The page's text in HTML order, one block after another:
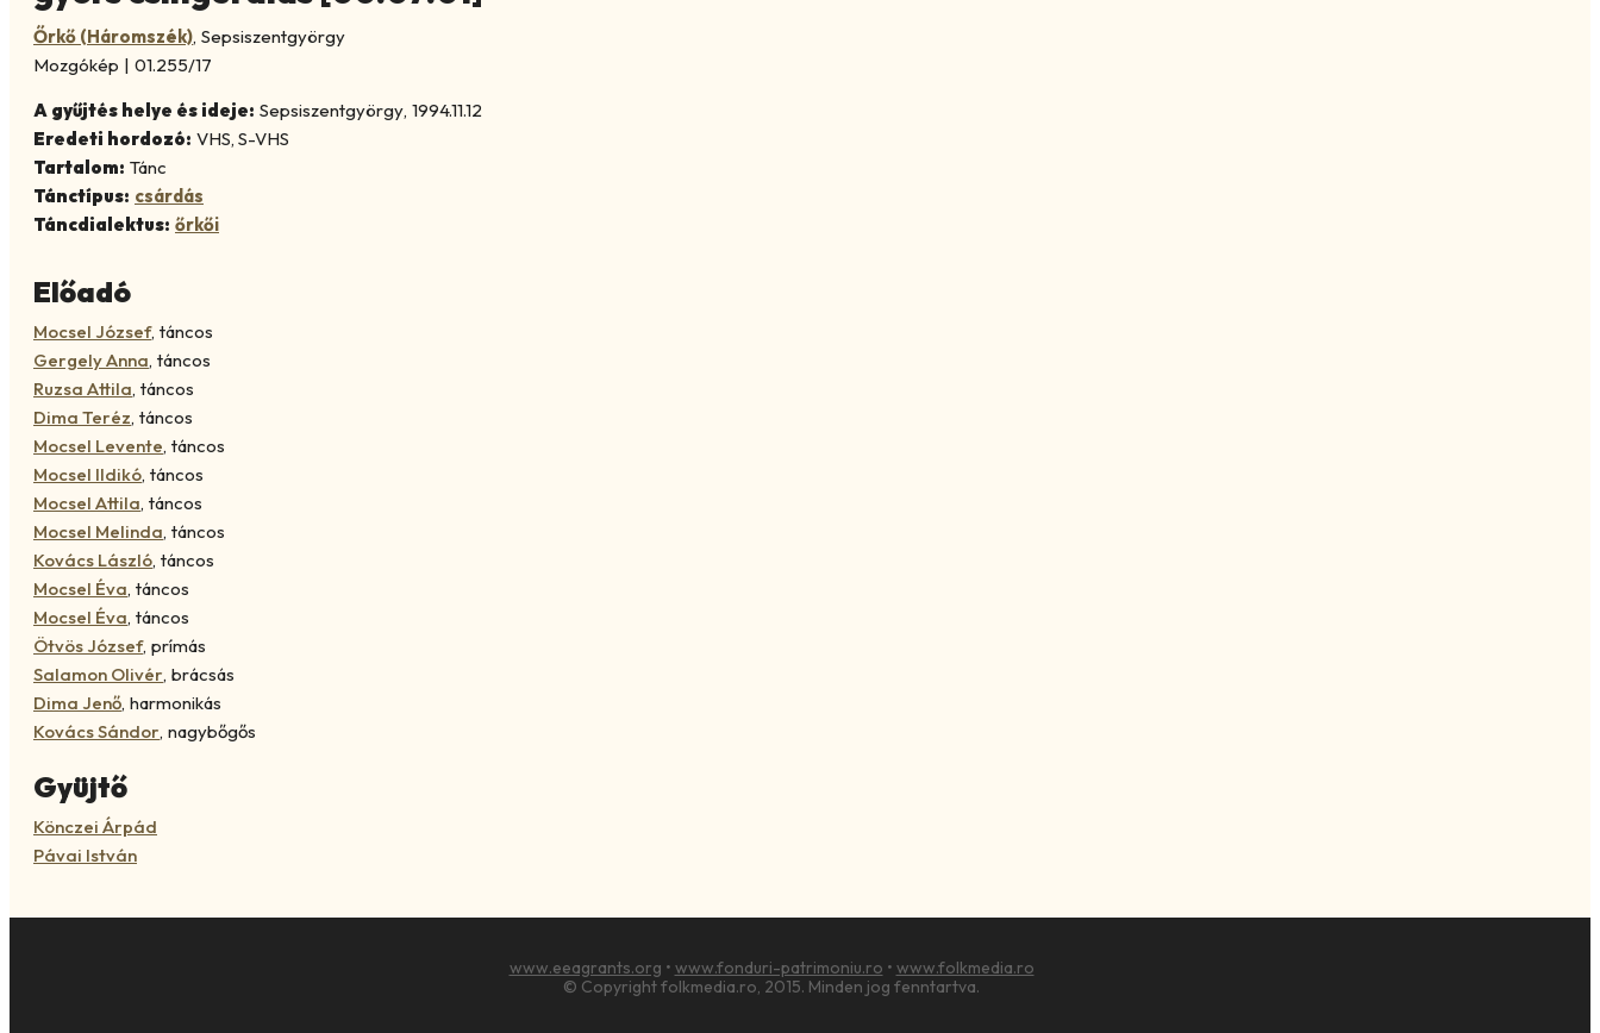
Őrkő (Háromszék), Sepsiszentgyörgy
Mozgókép | 01.255/17
A gyűjtés helye és ideje: Sepsiszentgyörgy, 1994.11.12
Eredeti hordozó: VHS, S-VHS
Tartalom: Tánc
Tánctípus: csárdás
Táncdialektus: őrkői
Előadó
Mocsel József, táncos
Gergely Anna, táncos
Ruzsa Attila, táncos
Dima Teréz, táncos
Mocsel Levente, táncos
Mocsel Ildikó, táncos
Mocsel Attila, táncos
Mocsel Melinda, táncos
Kovács László, táncos
Mocsel Éva, táncos
Mocsel Éva, táncos
Ötvös József, prímás
Salamon Olivér, brácsás
Dima Jenő, harmonikás
Kovács Sándor, nagybőgős
Gyüjtő
Könczei Árpád
Pávai István
www.eeagrants.org • www.fonduri-patrimoniu.ro • www.folkmedia.ro
© Copyright folkmedia.ro, 2015. Minden jog fenntartva.